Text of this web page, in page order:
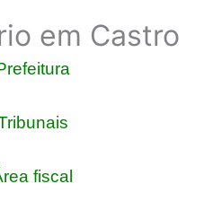
em Castro
fiscal